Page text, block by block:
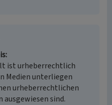
ist urheberrechtlich
Medien unterliegen
urheberrechtlichen
ausgewiesen sind.